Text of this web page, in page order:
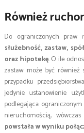
Również
Do ograniczonych praw
służebność, zastaw,
oraz hipotekę. O ile
zastaw może być
przypadku
jedynie ustanowienie
podlegająca
nieruchomością,
powstała w wyniku